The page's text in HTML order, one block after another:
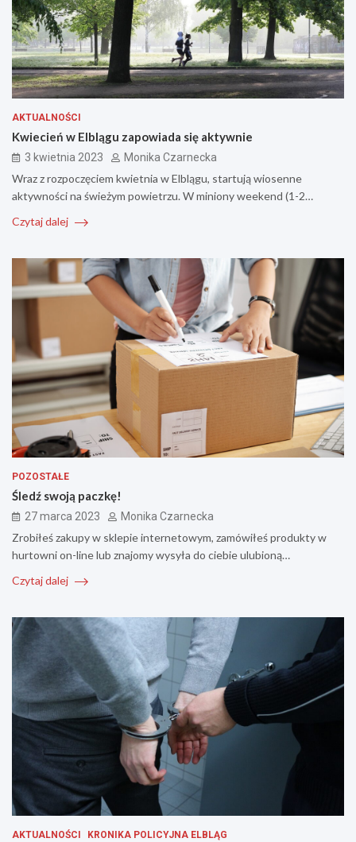
AKTUALNOŚCI
Kwiecień w Elblągu zapowiada się aktywnie
3 kwietnia 2023 Monika Czarnecka
Wraz z rozpoczęciem kwietnia w Elblągu, startują wiosenne
aktywności na świeżym powietrzu. W miniony weekend (1-2…
Czytaj dalej
POZOSTAŁE
Śledź swoją paczkę!
27 marca 2023 Monika Czarnecka
Zrobiłeś zakupy w sklepie internetowym, zamówiłeś produkty w
hurtowni on-line lub znajomy wysyła do ciebie ulubioną…
Czytaj dalej
AKTUALNOŚCI KRONIKA POLICYJNA ELBLĄG